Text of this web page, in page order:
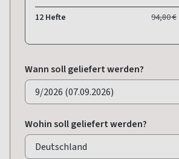
12 Hefte 94,80 €
Wann soll geliefert werden?
Wohin soll geliefert werden?